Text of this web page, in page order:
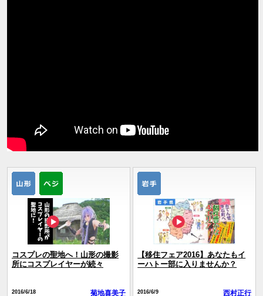
コスプレの聖地へ！山形の撮影
所にコスプレイヤーが続々
2016/6/18
菊地喜美子
【移住フェア2016】あなたもイ
ーハトー部に入りませんか？
2016/6/9
西村正行